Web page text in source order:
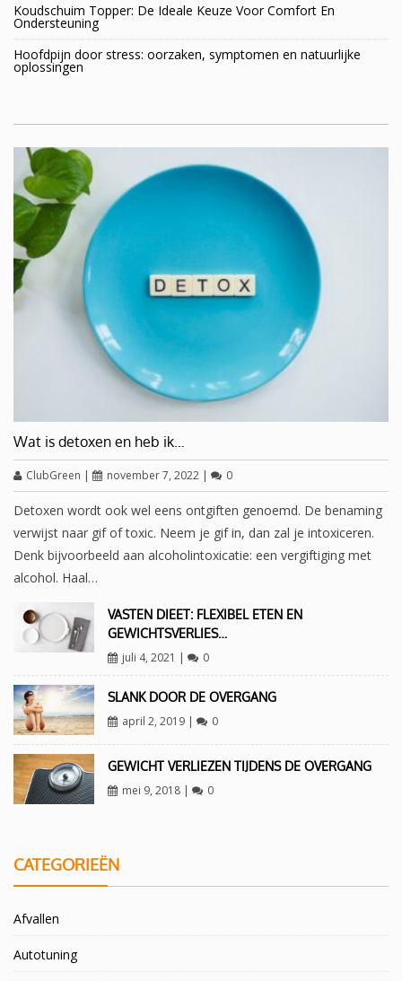
Koudschuim Topper: De Ideale Keuze Voor Comfort En
Ondersteuning
Hoofdpijn door stress: oorzaken, symptomen en natuurlijke
oplossingen
Wat is detoxen en heb ik…
ClubGreen | november 7, 2022 | 0
Detoxen wordt ook wel eens ontgiften genoemd. De benaming
verwijst naar gif of toxic. Neem je gif in, dan zal je intoxiceren.
Denk bijvoorbeeld aan alcoholintoxicatie: een vergiftiging met
alcohol. Haal…
VASTEN DIEET: FLEXIBEL ETEN EN
GEWICHTSVERLIES…
juli 4, 2021 | 0
SLANK DOOR DE OVERGANG
april 2, 2019| 0
GEWICHT VERLIEZEN TIJDENS DE OVERGANG
mei 9, 2018| 0
CATEGORIEËN
Afvallen
Autotuning